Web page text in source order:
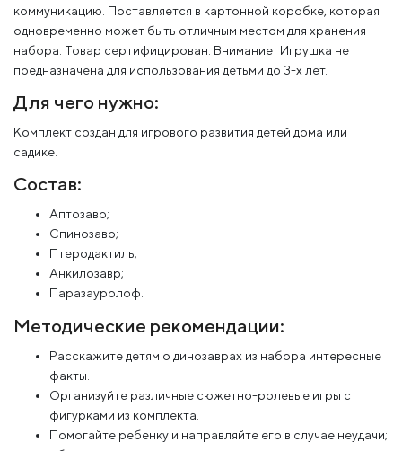
коммуникацию. Поставляется в картонной коробке, которая
одновременно может быть отличным местом для хранения
набора. Товар сертифицирован. Внимание! Игрушка не
предназначена для использования детьми до 3-х лет.
Для чего нужно:
Комплект создан для игрового развития детей дома или
садике.
Состав:
Аптозавр;
Спинозавр;
Птеродактиль;
Анкилозавр;
Паразауролоф.
Методические рекомендации:
Расскажите детям о динозаврах из набора интересные
факты.
Организуйте различные сюжетно-ролевые игры с
фигурками из комплекта.
Помогайте ребенку и направляйте его в случае неудачи;